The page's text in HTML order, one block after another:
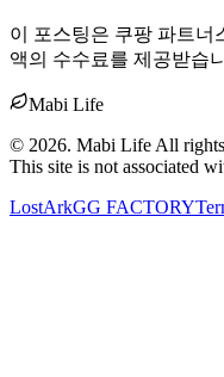
이 포스팅은 쿠팡 파트너
액의 수수료를 제공받습
Mabi Life
© 2026. Mabi Life All
This site is not associated
LostArkGG FACTORY